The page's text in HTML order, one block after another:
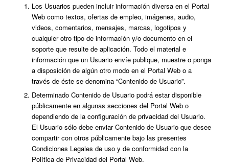
Los Usuarios pueden incluir información diversa en el Portal
Web como textos, ofertas de empleo, imágenes, audio,
videos, comentarios, mensajes, marcas, logotipos y
cualquier otro tipo de información y/o documento en el
soporte que resulte de aplicación. Todo el material e
información que un Usuario envíe publique, muestre o ponga
a disposición de algún otro modo en el Portal Web o a
través de éste se denomina “Contenido de Usuario”.
Determinado Contenido de Usuario podrá estar disponible
públicamente en algunas secciones del Portal Web o
dependiendo de la configuración de privacidad del Usuario.
El Usuario sólo debe enviar Contenido de Usuario que desee
compartir con otros públicamente bajo las presentes
Condiciones Legales de uso y de conformidad con la
Política de Privacidad del Portal Web.